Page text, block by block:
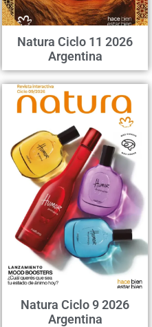
Natura Ciclo 11 2026
Argentina
Natura Ciclo 9 2026
Argentina